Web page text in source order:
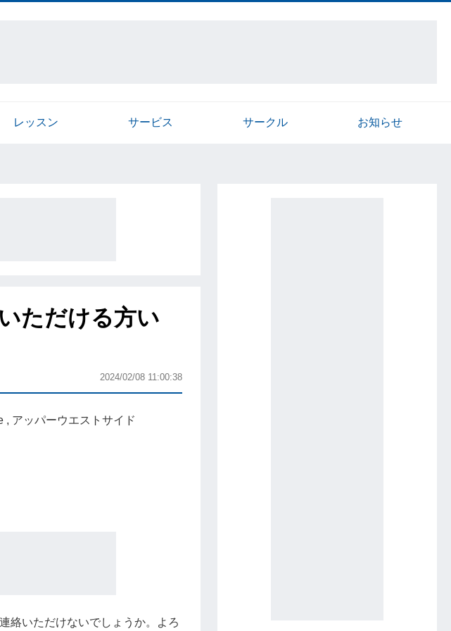
レッスン サービス サークル お知らせ
ただける方い
2024/02/08 11:00:38
, アッパーウエストサイド
絡いただけないでしょうか。よろ